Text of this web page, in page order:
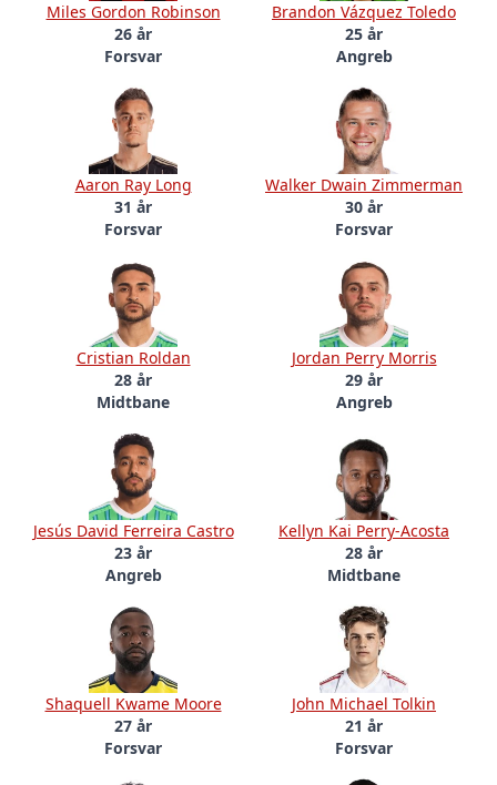
Miles Gordon Robinson
26 år
Forsvar
Brandon Vázquez Toledo
25 år
Angreb
Aaron Ray Long
31 år
Forsvar
Walker Dwain Zimmerman
30 år
Forsvar
Cristian Roldan
28 år
Midtbane
Jordan Perry Morris
29 år
Angreb
Jesús David Ferreira Castro
23 år
Angreb
Kellyn Kai Perry-Acosta
28 år
Midtbane
Shaquell Kwame Moore
27 år
Forsvar
John Michael Tolkin
21 år
Forsvar